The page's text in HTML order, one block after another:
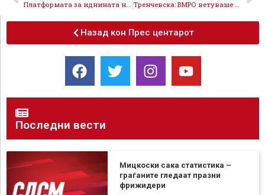
Платформата за иднината на Мицкоски се распадна, уште не почната Тренчевска: ВМРО ветуваше подобар живот, денес граѓаните живеат со бедни плати и во сиромаштија
Назад кон Прес центарот
Последни вести
Мицкоски сака статистика –
граѓаните гледаат празни
фрижидери